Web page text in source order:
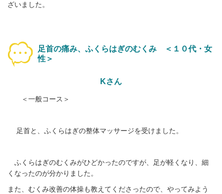
ざいました。
足首の痛み、ふくらはぎのむくみ ＜１０代・女
性＞
Kさん
＜一般コース＞
足首と、ふくらはぎの整体マッサージを受けました。
ふくらはぎのむくみがひどかったのですが、足が軽くなり、細
くなったのが分かりました。
また、むくみ改善の体操も教えてくださったので、やってみよう